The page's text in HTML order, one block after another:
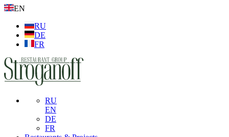
EN
RU
DE
FR
RU
EN
DE
FR